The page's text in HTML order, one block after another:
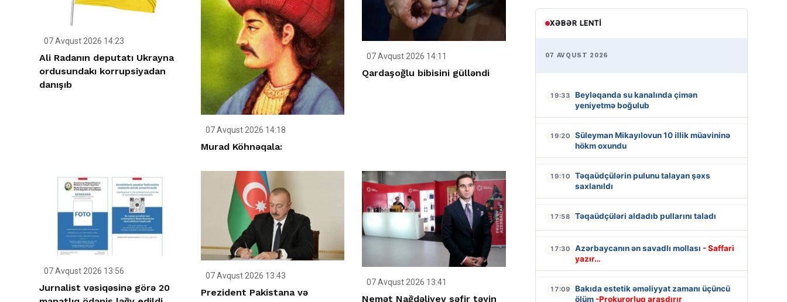
07 Avqust 2026 14:23
Ali Radanın deputatı Ukrayna
ordusundakı korrupsiyadan
danışıb
07 Avqust 2026 14:18
Murad Köhnəqala:
07 Avqust 2026 14:11
Qardaşoğlu bibisini gülləndi
07 Avqust 2026 13:56
Jurnalist vəsiqəsinə görə 20
07 Avqust 2026 13:43
Prezident Pakistana və
07 Avqust 2026 13:41
Nemət Nağdəliyev səfir təyin
XƏBƏR LENTI
07 AVQUST 2026
19:33
Beyləqanda su kanalında çimən
yeniyetmə boğulub
19:20
Süleyman Mikayılovun 10 illik müavininə
hökm oxundu
19:10
Təqaüdçülərin pulunu talayan şəxs
saxlanıldı
17:58 Təqaüdçüləri aldadıb pullarını taladı
17:30 Azərbaycanın ən savadlı mollası - Saffari
yazır…
17:09
Bakıda estetik əməliyyat zamanı üçüncü
ölüm -Prokurorluq araşdırır